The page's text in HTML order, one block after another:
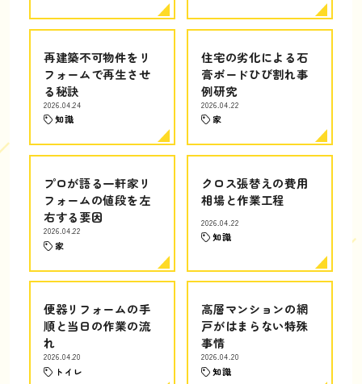
再建築不可物件をリ
フォームで再生させ
る秘訣
2026.04.24
知識
住宅の劣化による石
膏ボードひび割れ事
例研究
2026.04.22
家
プロが語る一軒家リ
フォームの値段を左
右する要因
2026.04.22
家
クロス張替えの費用
相場と作業工程
2026.04.22
知識
便器リフォームの手
順と当日の作業の流
れ
2026.04.20
トイレ
高層マンションの網
戸がはまらない特殊
事情
2026.04.20
知識